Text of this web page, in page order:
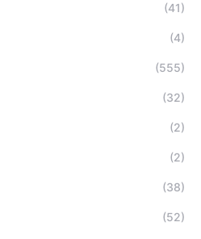
(41)
(4)
(555)
(32)
(2)
(2)
(38)
(52)